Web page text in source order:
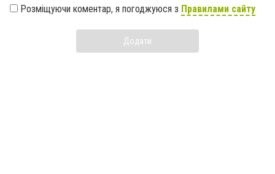
Розміщуючи коментар, я погоджуюся з Правилами сайту
Додати